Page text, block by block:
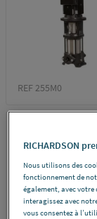
REF 255M0
RICHARDSON
Nous utilisons des
fonctionnement de
également, avec
interagissez avec
vous consentez à